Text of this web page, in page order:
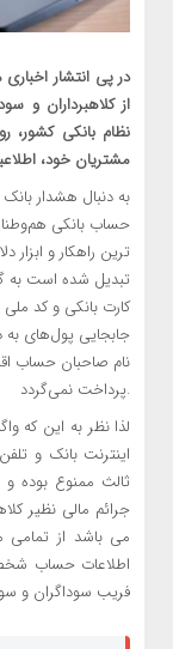
در پی انتشار
از کلاهبرداران و
نظام بانکی کشور،
مشتریان خود،
به دنبال هشدار
حساب بانکی
ترین راهکار و ابزار
تبدیل شده است به
کارت بانکی و کد ملی‌
جابجایی پول‌های به
نام صاحبان حساب
پرداخت نمی‌گردد.
لذا نظر به این که
اینترنت بانک و
ثالث ممنوع بوده و
جرائم مالی نظیر
می باشد از
اطلاعات حساب
فریب سوداگران و